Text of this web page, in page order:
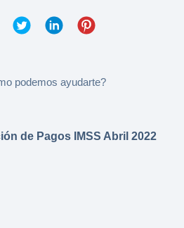
podemos ayudarte?
de Pagos IMSS Abril 2022